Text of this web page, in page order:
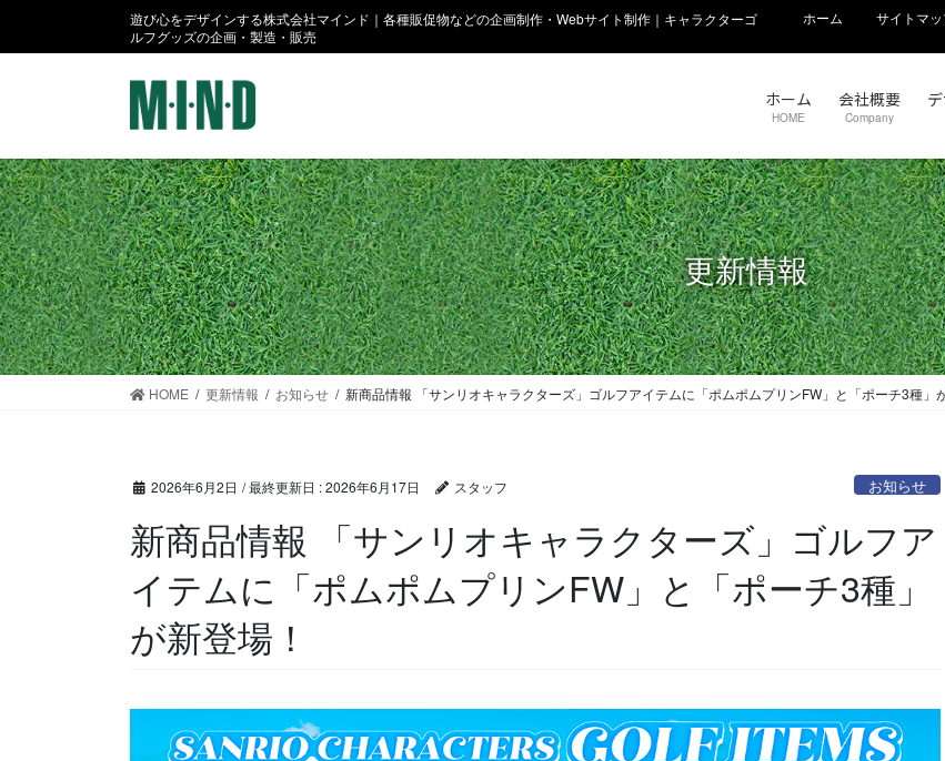
移
動
ン
に
移
動
遊び心をデザインする株式会社マインド｜各種販促物などの企画制作・Webサイト制作｜キャラクターゴ
ルフグッズの企画・製造・販売
ホーム サイトマ
ホーム
HOME
会社概要
Company
更新情報
HOME 更新情報 お知らせ 新商品情報 「サンリオキャラクターズ」ゴルフアイテムに「ポムポムプリンFW」と「ポーチ3種」
2026年6月2日 / 最終更新日 :2026年6月17日 スタッフ お知らせ
新商品情報 「サンリオキャラクターズ」ゴルフア
イテムに「ポムポムプリンFW」と「ポーチ3種」
が新登場！